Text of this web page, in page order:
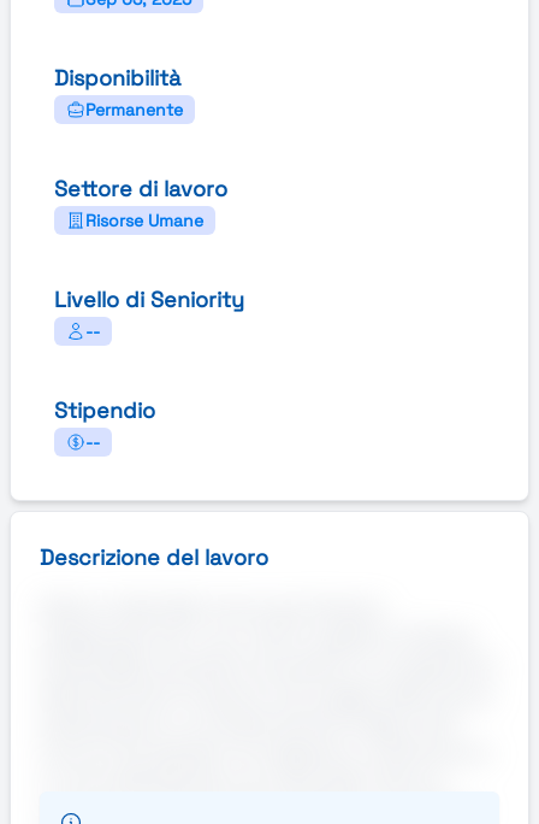
Disponibilità
Permanente
Settore di lavoro
Risorse Umane
Livello di Seniority
--
Stipendio
--
Descrizione del lavoro
successo ed operano per soddisfare al meglio le